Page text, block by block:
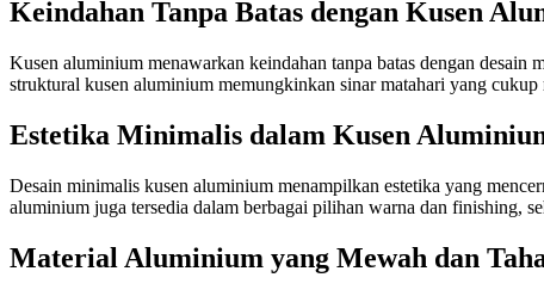
Keindahan Tanpa Batas dengan Kusen
Kusen aluminium menawarkan keindahan tanpa batas dengan
struktural kusen aluminium memungkinkan sinar matahari yang
Estetika Minimalis dalam Kusen
Desain minimalis kusen aluminium menampilkan estetika yang
aluminium juga tersedia dalam berbagai pilihan warna dan finishing,
Material Aluminium yang Mewah dan